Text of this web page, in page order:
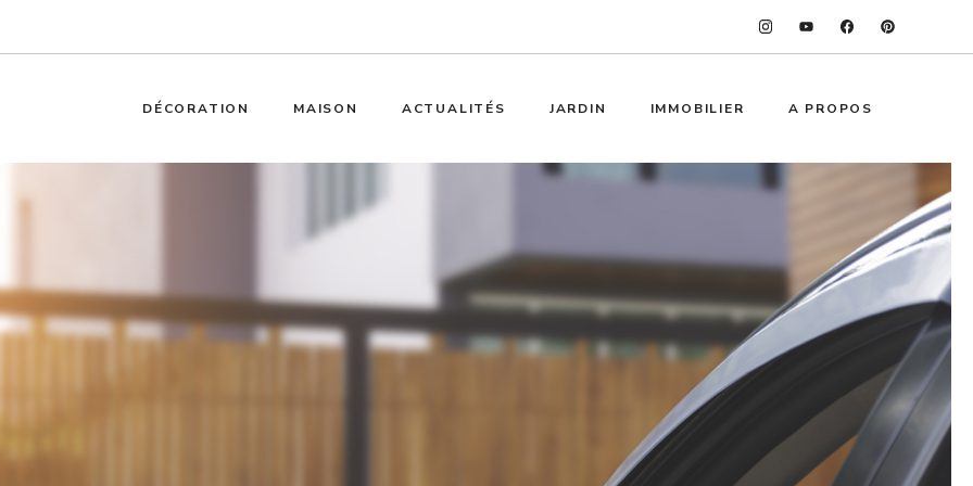
DÉCORATION MAISON ACTUALITÉS JARDIN IMMOBILIER A PROPOS